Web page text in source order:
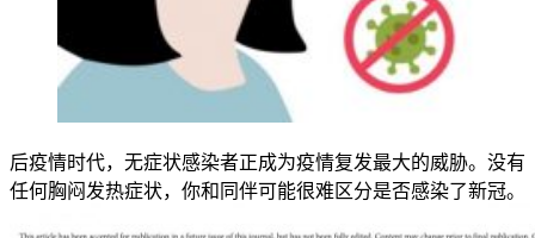
后疫情时代，无症状感染者正成为疫情复发最大的威胁。没有
任何胸闷发热症状，你和同伴可能很难区分是否感染了新冠。